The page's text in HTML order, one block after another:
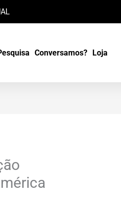
Conversamos? Loja